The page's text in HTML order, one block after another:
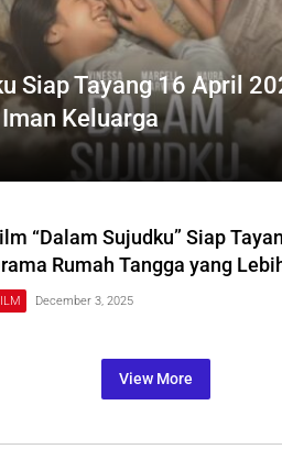
Siap Tayang 16 April
Keluarga
“Dalam Sujudku” Siap
Rumah Tangga yang
December 3, 2025
View More